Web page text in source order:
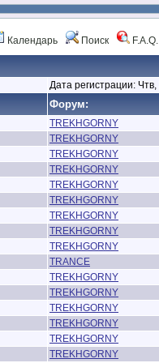
Календарь Поиск F.A.Q.
Дата регистрации:
Форум:
TREKHGORNY
TREKHGORNY
TREKHGORNY
TREKHGORNY
TREKHGORNY
TREKHGORNY
TREKHGORNY
TREKHGORNY
TREKHGORNY
TRANCE
TREKHGORNY
TREKHGORNY
TREKHGORNY
TREKHGORNY
TREKHGORNY
TREKHGORNY